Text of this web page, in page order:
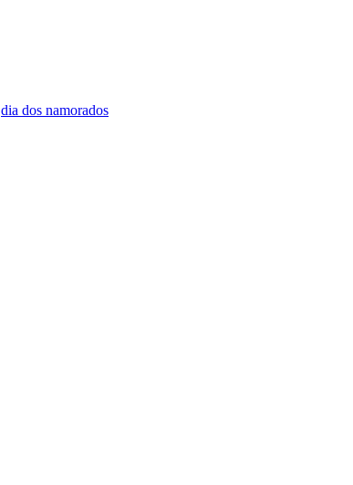
dia dos namorados